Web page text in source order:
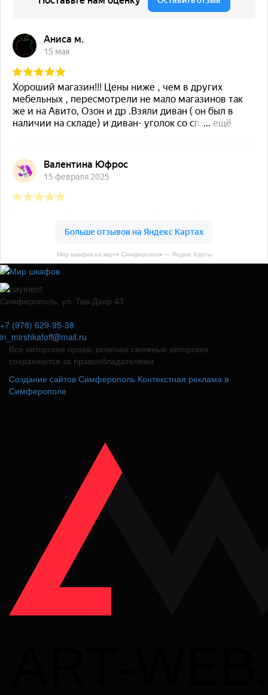
Мир шкафов на карте Симферополя — Яндекс Карты
Симферополь, ул. Тав-Даир 43
+7 (978) 629-95-38
in_mirshkafoff@mail.ru
Все авторские права, включая смежные авторские,
сохраняются за правообладателями
Создание сайтов Симферополь Контекстная реклама в
Симферополе